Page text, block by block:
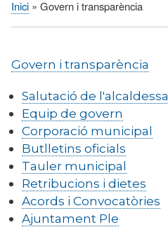
Fil
Inici Govern i transparència
Govern i transparència
Salutació de l'alcaldessa
Equip de govern
Corporació municipal
Butlletins oficials
Tauler municipal
Retribucions i dietes
Acords i Convocatòries
Ajuntament Ple